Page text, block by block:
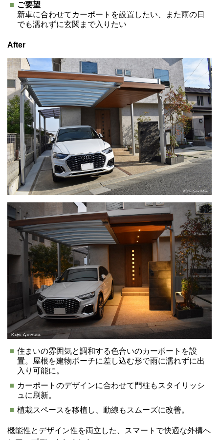
ご要望
新車に合わせてカーポートを設置したい、また雨の日
でも濡れずに玄関まで入りたい
After
住まいの雰囲気と調和する色合いのカーポートを設
置。屋根を建物ポーチに差し込む形で雨に濡れずに出
入り可能に。
カーポートのデザインに合わせて門柱もスタイリッシ
ュに刷新。
植栽スペースを移植し、動線もスムーズに改善。
機能性とデザイン性を両立した、スマートで快適な外構へ